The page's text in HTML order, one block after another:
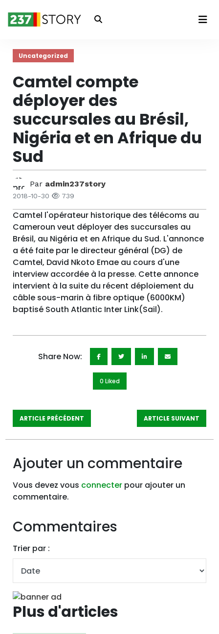
Connexion
Uncategorized
Camtel compte
déployer des
succursales au Brésil,
Nigéria et en Afrique du
Sud
Par admin237story
2018-10-30 739
Camtel l'opérateur historique des télécoms au
Cameroun veut déployer des succursales au
Brésil, au Nigéria et en Afrique du Sud. L'annonce
a été faite par le directeur général (DG) de
Camtel, David Nkoto Emae au cours d'une
interview accordée à la presse. Cette annonce
intervient à la suite du récent déploiement du
câble sous-marin à fibre optique (6000KM)
baptisé South Atlantic Inter Link(Sail).
Share Now:
0 Liked
ARTICLE PRÉCÉDENT ARTICLE SUIVANT
Ajouter un commentaire
Vous devez vous connecter pour ajouter un
commentaire.
Commentaires
Trier par :
Plus d'articles